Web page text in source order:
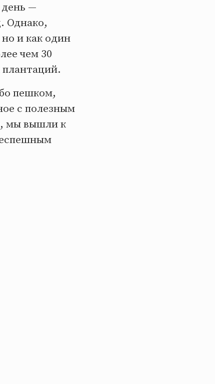
день —
Однако,
и как один
чем 30
плантаций.
пешком,
с полезным
мы вышли к